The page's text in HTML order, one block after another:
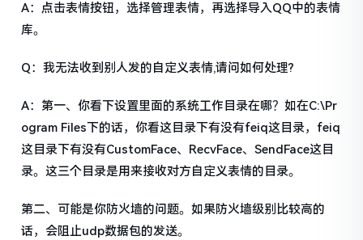
A：点击表情按钮，选择管理表情，再选择导入QQ中的表情
库。
Q：我无法收到别人发的自定义表情,请问如何处理?
A：第一、你看下设置里面的系统工作目录在哪？如在C:\Pr
ogram Files下的话，你看这目录下有没有feiq这目录，feiq
这目录下有没有CustomFace、RecvFace、SendFace这目
录。这三个目录是用来接收对方自定义表情的目录。
第二、可能是你防火墙的问题。如果防火墙级别比较高的
话，会阻止udp数据包的发送。